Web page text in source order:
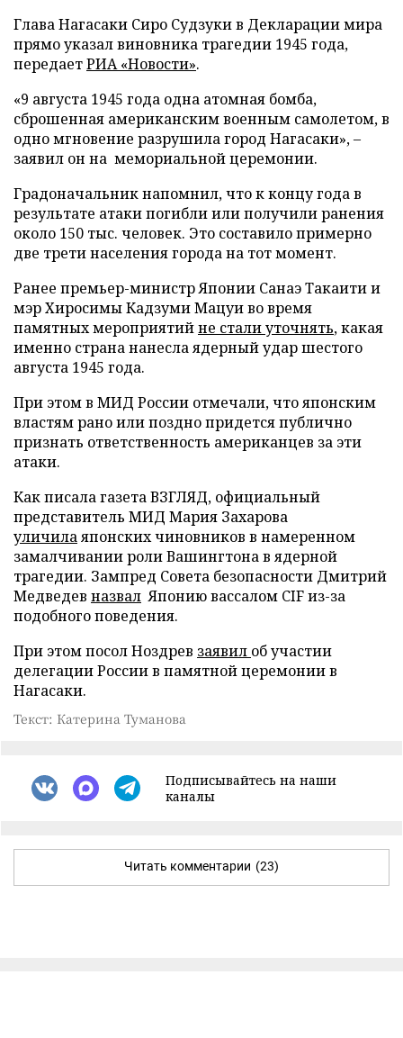
Глава Нагасаки Сиро Судзуки в Декларации мира
прямо указал виновника трагедии 1945 года,
передаетРИА «Новости».
«9 августа 1945 года одна атомная бомба,
сброшенная американским военным самолетом, в
одно мгновение разрушила город Нагасаки», –
заявил он на мемориальной церемонии.
Градоначальник напомнил, что к концу года в
результате атаки погибли или получили ранения
около 150 тыс. человек. Это составило примерно
две трети населения города на тот момент.
Ранее премьер-министр Японии Санаэ Такаити и
мэр Хиросимы Кадзуми Мацуи во время
памятных мероприятийне стали уточнять, какая
именно страна нанесла ядерный удар шестого
августа 1945 года.
При этом в МИД России отмечали, что японским
властям рано или поздно придется публично
признать ответственность американцев за эти
атаки.
Как писала газета ВЗГЛЯД, официальный
представитель МИД Мария Захарова
уличилаяпонских чиновников в намеренном
замалчивании роли Вашингтона в ядерной
трагедии. Зампред Совета безопасности Дмитрий
Медведев назвал Японию вассалом CIF из-за
подобного поведения.
При этом посол Ноздрев заявил об участии
делегации России в памятной церемонии в
Нагасаки.
Текст: Катерина Туманова
Подписывайтесь на наши
каналы
Читать комментарии (23)